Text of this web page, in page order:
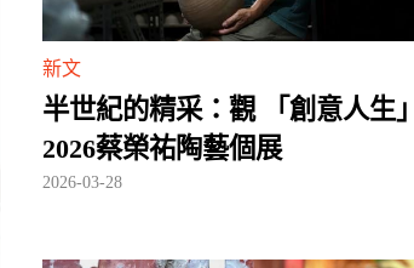
新文
半世紀的精采：觀 「創意人生」
2026蔡榮祐陶藝個展
2026-03-28